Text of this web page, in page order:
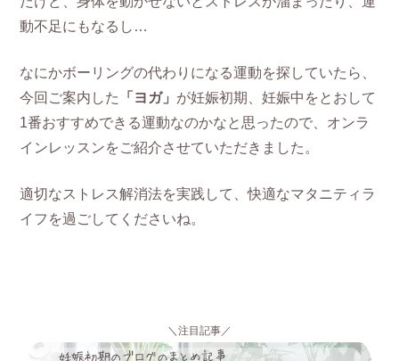
動不足にもなるし…
なにかボーリングの代わりになる運動を探していたら、
今回ご案内した
「ヨガ」 が妊娠初期、妊娠中をとおして
1番おすすめできる運動なのかなと思ったので、オンラ
インレッスンをご紹介させていただきました。
適切なストレス解消法を実践して、快適なマタニティラ
イフを過ごしてくださいね。
＼注目記事／